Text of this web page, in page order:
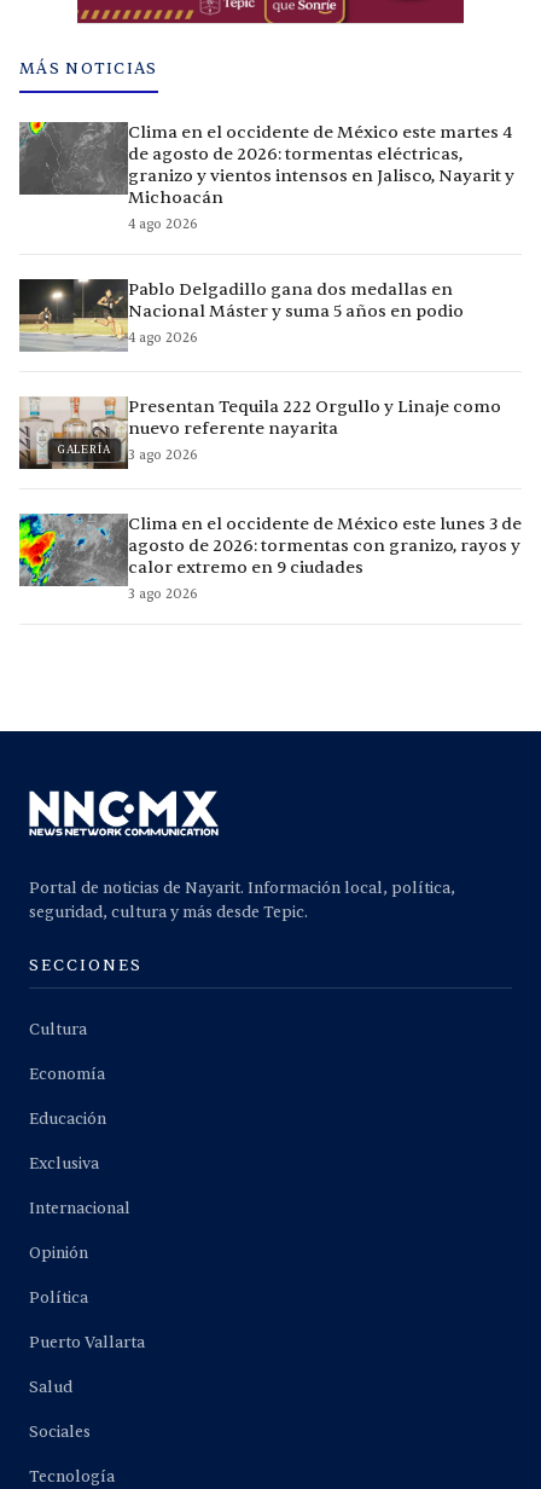
MÁS NOTICIAS
Clima en el occidente de México este martes 4
de agosto de 2026: tormentas eléctricas,
granizo y vientos intensos en Jalisco, Nayarit y
Michoacán
4 ago 2026
Pablo Delgadillo gana dos medallas en
Nacional Máster y suma 5 años en podio
4 ago 2026
GALERÍA
Presentan Tequila 222 Orgullo y Linaje como
nuevo referente nayarita
3 ago 2026
Clima en el occidente de México este lunes 3 de
agosto de 2026: tormentas con granizo, rayos y
calor extremo en 9 ciudades
3 ago 2026
Portal de noticias de Nayarit. Información local, política,
seguridad, cultura y más desde Tepic.
SECCIONES
Cultura
Economía
Educación
Exclusiva
Internacional
Opinión
Política
Puerto Vallarta
Salud
Sociales
Tecnología